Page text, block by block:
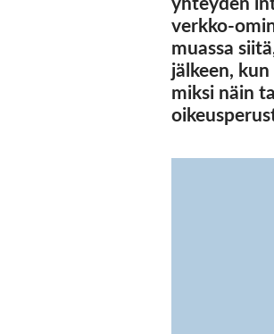
verkko-
muassa
jälkeen,
miksi näin